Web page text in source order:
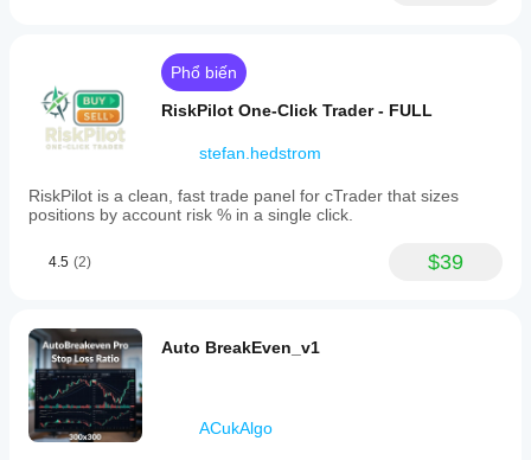
Phổ biến
RiskPilot One-Click Trader - FULL
stefan.hedstrom
RiskPilot is a clean, fast trade panel for cTrader that sizes
positions by account risk % in a single click.
4.5 (2) $39
Auto BreakEven_v1
ACukAlgo